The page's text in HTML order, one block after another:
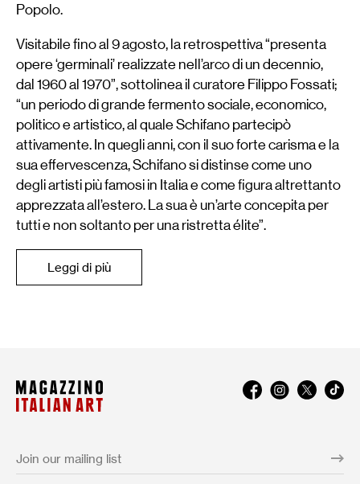
Popolo.
Visitabile fino al 9 agosto, la retrospettiva “presenta
opere ‘germinali’ realizzate nell’arco di un decennio,
dal 1960 al 1970”, sottolinea il curatore Filippo Fossati;
“un periodo di grande fermento sociale, economico,
politico e artistico, al quale Schifano partecipò
attivamente. In quegli anni, con il suo forte carisma e la
sua effervescenza, Schifano si distinse come uno
degli artisti più famosi in Italia e come figura altrettanto
apprezzata all’estero. La sua è un’arte concepita per
tutti e non soltanto per una ristretta élite”.
Leggi di più